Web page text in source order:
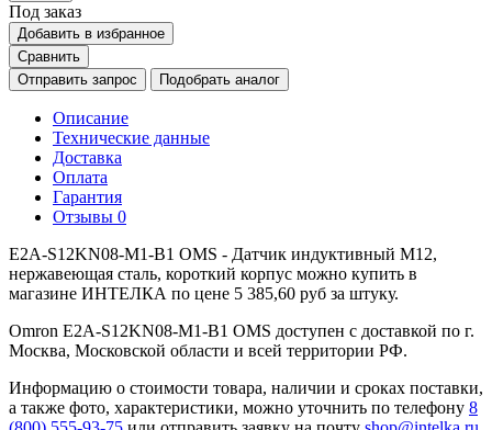
Под заказ
Добавить в избранное
Сравнить
Отправить запрос
Подобрать аналог
Описание
Технические данные
Доставка
Оплата
Гарантия
Отзывы 0
E2A-S12KN08-M1-B1 OMS - Датчик индуктивный M12,
нержавеющая сталь, короткий корпус можно купить в
магазине ИНТЕЛКА по цене 5 385,60 руб за штуку.
Omron E2A-S12KN08-M1-B1 OMS доступен с доставкой по г.
Москва, Московской области и всей территории РФ.
Информацию о стоимости товара, наличии и сроках поставки,
а также фото, характеристики, можно уточнить по телефону 8